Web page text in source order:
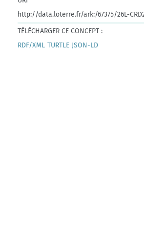
http://data.loterre.fr/ark:/67375/26L-
TÉLÉCHARGER CE CONCEPT :
RDF/XML TURTLE JSON-LD